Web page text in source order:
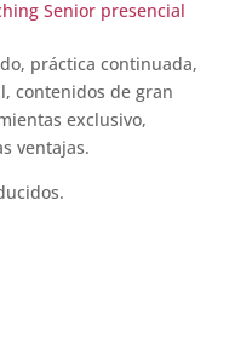
Senior presencial
práctica continuada,
contenidos de gran
exclusivo,
ventajas.